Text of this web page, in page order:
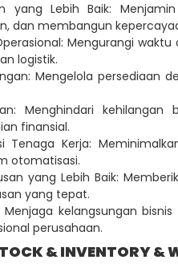
yang Lebih Baik:
dan membangun
Mengurangi
logistik.
Mengelola persediaan
Menghindari
finansial.
Tenaga Kerja:
otomatisasi.
yang Lebih Baik:
yang tepat.
Menjaga kelangsungan
perusahaan.
& INVENTORY &